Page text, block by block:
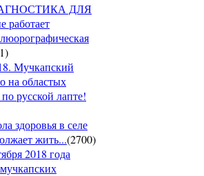
ДЛЯ
работает
)
Мучкапский
на областых
русской лапте!
здоровья в селе
жить...(2700)
2018 года